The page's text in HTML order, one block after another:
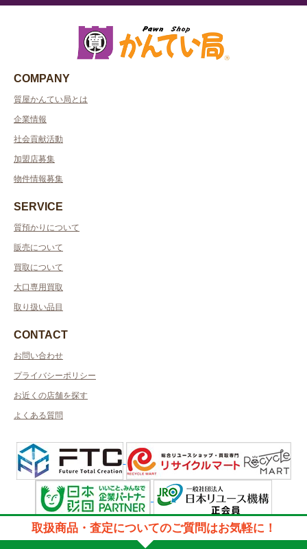
COMPANY
質屋かんてい局とは
企業情報
社会貢献活動
加盟店募集
物件情報募集
SERVICE
質預かりについて
販売について
買取について
大口専用買取
取り扱い品目
CONTACT
お問い合わせ
プライバシーポリシー
お近くの店舗を探す
よくある質問
許可管轄：兵庫県公安委員会
古物商許可番号：第631132400032号／取得者名日本エスクローサービス
取扱商品・査定についてのご質問はお気軽に！